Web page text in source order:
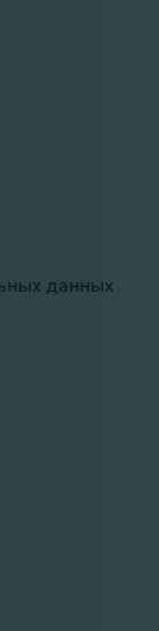
данных